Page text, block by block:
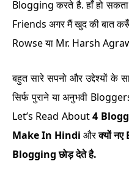
Blogging करते है. हाँ हो
Friends अगर मैं खुद की बात
Rowse या Mr. Harsh
बहुत सारे सपनो और उद्देश्यों के
सिर्फ पुराने या अनुभवी
Let’s Read About4
Make In Hindi औरक्यों नए
Blogging छोड़ देते है.